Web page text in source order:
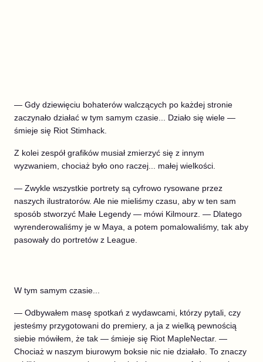
— Gdy dziewięciu bohaterów walczących po każdej stronie
zaczynało działać w tym samym czasie... Działo się wiele —
śmieje się Riot Stimhack.
Z kolei zespół grafików musiał zmierzyć się z innym
wyzwaniem, chociaż było ono raczej... małej wielkości.
— Zwykle wszystkie portrety są cyfrowo rysowane przez
naszych ilustratorów. Ale nie mieliśmy czasu, aby w ten sam
sposób stworzyć Małe Legendy — mówi Kilmourz. — Dlatego
wyrenderowaliśmy je w Maya, a potem pomalowaliśmy, tak aby
pasowały do portretów z League.
W tym samym czasie...
— Odbywałem masę spotkań z wydawcami, którzy pytali, czy
jesteśmy przygotowani do premiery, a ja z wielką pewnością
siebie mówiłem, że tak — śmieje się Riot MapleNectar. —
Chociaż w naszym biurowym boksie nic nie działało. To znaczy